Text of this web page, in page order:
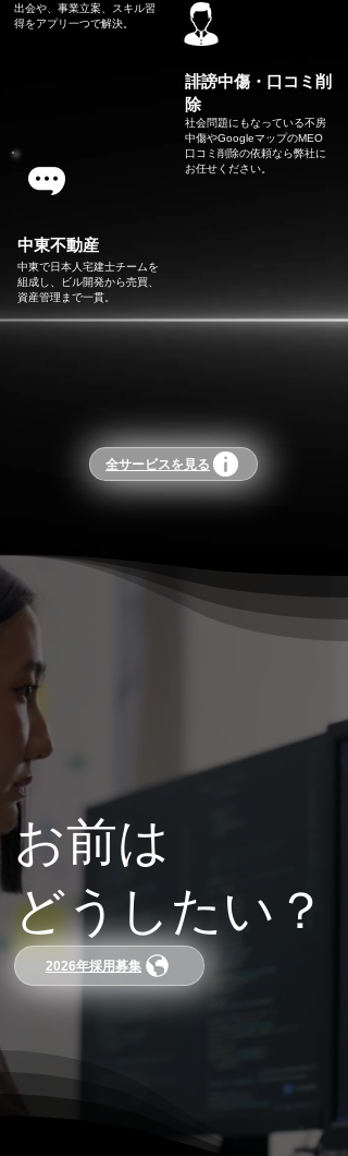
出会や、事業立案、スキル習
得をアプリ一つで解決。
中東不動産
中東で日本人宅建士チームを
組成し、ビル開発から売買、
資産管理まで一貫。
誹謗中傷・口コミ削
除
社会問題にもなっている不房
中傷やGoogleマップのMEO
口コミ削除の依頼なら弊社に
お任せください。
全サービスを見る
お前は
どうしたい？
2026年採用募集